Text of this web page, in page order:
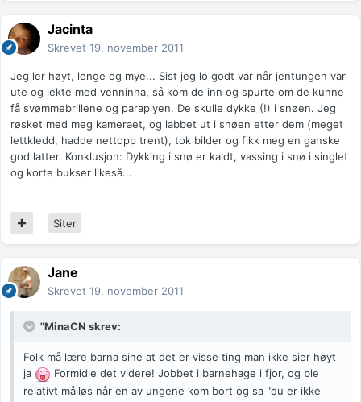
Jacinta
Skrevet 19. november 2011
Jeg ler høyt, lenge og mye... Sist jeg lo godt var når jentungen var
ute og lekte med venninna, så kom de inn og spurte om de kunne
få svømmebrillene og paraplyen. De skulle dykke (!) i snøen. Jeg
røsket med meg kameraet, og labbet ut i snøen etter dem (meget
lettkledd, hadde nettopp trent), tok bilder og fikk meg en ganske
god latter. Konklusjon: Dykking i snø er kaldt, vassing i snø i singlet
og korte bukser likeså...
Siter
Jane
Skrevet 19. november 2011
"MinaCN skrev:
Folk må lære barna sine at det er visse ting man ikke sier høyt
ja
Formidle det videre! Jobbet i barnehage i fjor, og ble
relativt målløs når en av ungene kom bort og sa "du er ikke